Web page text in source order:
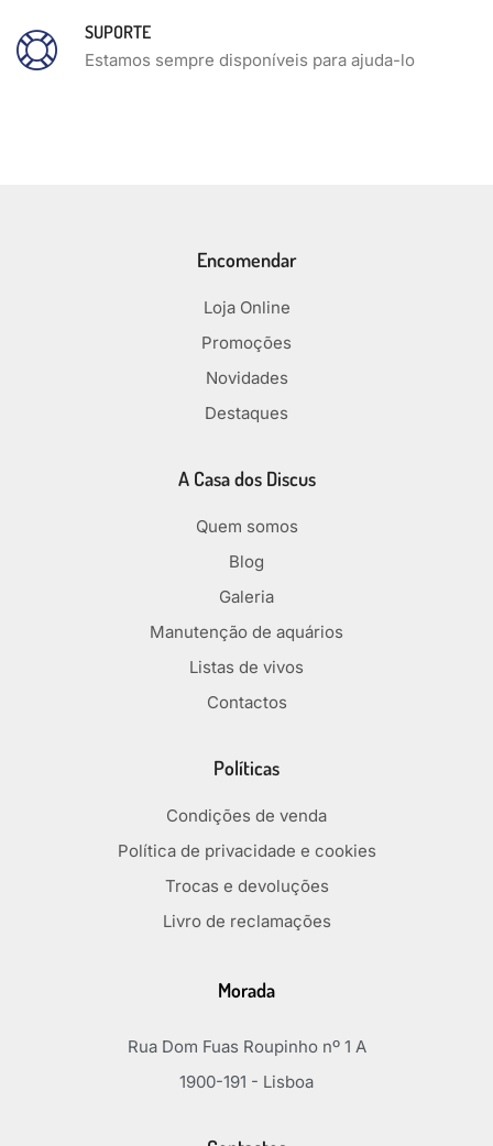
SUPORTE
Estamos sempre disponíveis para ajuda-lo
Encomendar
Loja Online
Promoções
Novidades
Destaques
A Casa dos Discus
Quem somos
Blog
Galeria
Manutenção de aquários
Listas de vivos
Contactos
Políticas
Condições de venda
Política de privacidade e cookies
Trocas e devoluções
Livro de reclamações
Morada
Rua Dom Fuas Roupinho nº 1 A
1900-191 - Lisboa